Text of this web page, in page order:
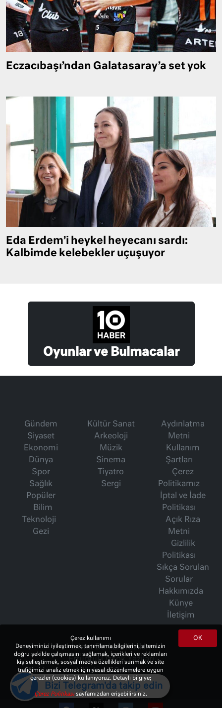
Eczacıbaşı’ndan Galatasaray’a set yok
Eda Erdem’i heykel heyecanı sardı:
Kalbimde kelebekler uçuşuyor
Oyunlar ve Bulmacalar
Gündem
Siyaset
Ekonomi
Dünya
Spor
Sağlık
Popüler
Bilim
Teknoloji
Gezi
Kültür Sanat
Arkeoloji
Müzik
Sinema
Tiyatro
Sergi
Aydınlatma
Metni
Kullanım
Şartları
Çerez
Politikamız
İptal ve İade
Politikası
Açık Rıza
Metni
Gizlilik
Politikası
Sıkça Sorulan
Sorular
Hakkımızda
Künye
İletişim
İsmet Berkan Yazıları
Ertuğrul Özkök Yazıları
Haftalık Gazete
OK
Çerez kullanımı
Deneyiminizi iyileştirmek, tanımlama bilgilerini, sitemizin
doğru şekilde çalışmasını sağlamak, içerikleri ve reklamları
kişiselleştirmek, sosyal medya özellikleri sunmak ve site
trafiğimizi analiz etmek için yasal düzenlemelere uygun
çerezler (cookies) kullanıyoruz. Detaylı bilgiye;
Çerez Politikasısayfamızdan erişebilirsiniz.
Bizi Telegram'da takip edin